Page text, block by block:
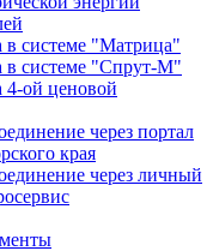
в системе "Матрица"
в системе "Спрут-М"
4-ой ценовой
через портал
края
через личный